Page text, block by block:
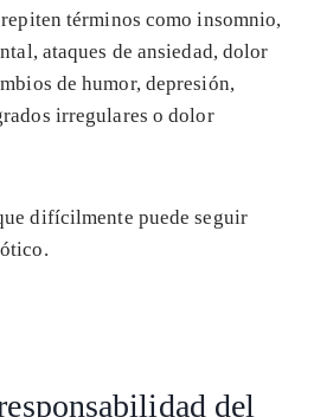
términos como insomnio,
ataques de ansiedad, dolor
de humor, depresión,
irregulares o dolor
difícilmente puede seguir
del